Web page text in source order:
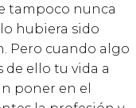
tampoco nunca
hubiera sido
Pero cuando algo
de ello tu vida a
poner en el